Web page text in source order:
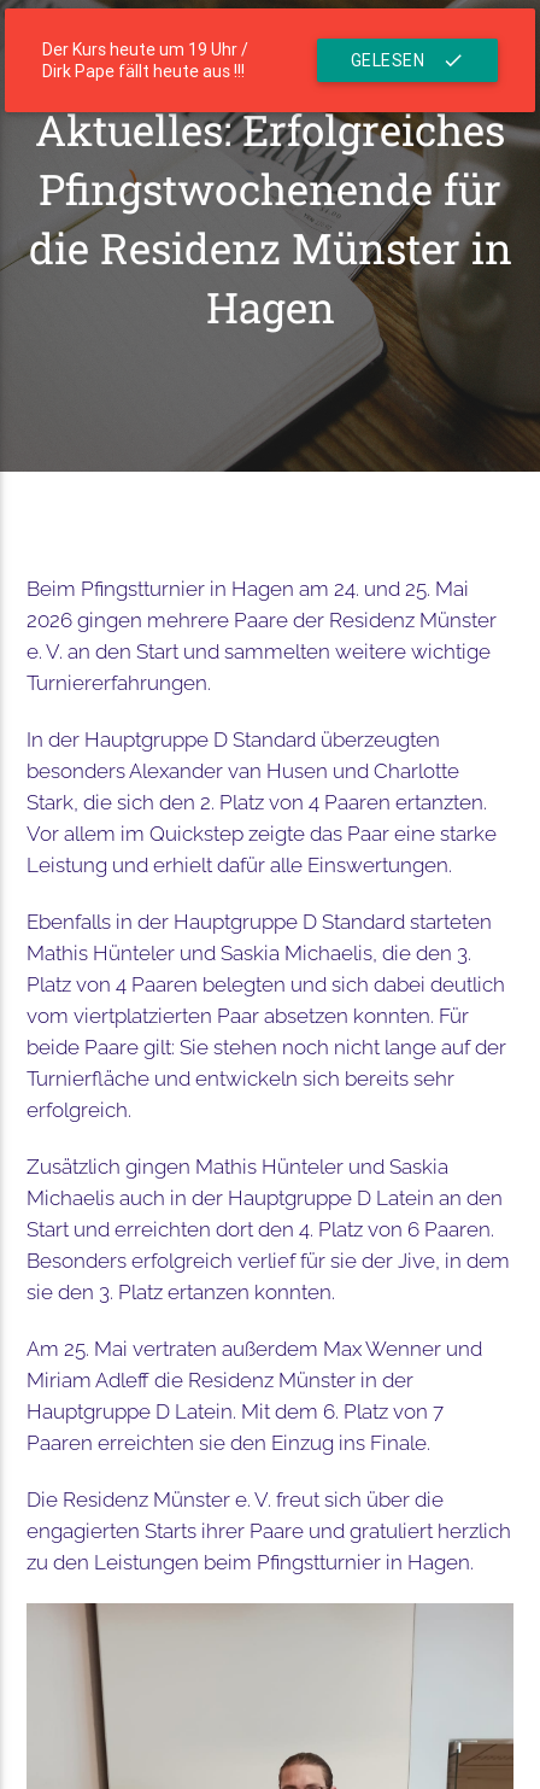
Der Kurs heute um 19 Uhr /
Dirk Pape fällt heute aus !!!
GELESEN check
Die Residenz
menu
Aktuelles: Erfolgreiches
Pfingstwochenende für
die Residenz Münster in
Hagen
Beim Pfingstturnier in Hagen am 24. und 25. Mai
2026 gingen mehrere Paare der Residenz Münster
e. V. an den Start und sammelten weitere wichtige
Turniererfahrungen.
In der Hauptgruppe D Standard überzeugten
besonders Alexander van Husen und Charlotte
Stark, die sich den 2. Platz von 4 Paaren ertanzten.
Vor allem im Quickstep zeigte das Paar eine starke
Leistung und erhielt dafür alle Einswertungen.
Ebenfalls in der Hauptgruppe D Standard starteten
Mathis Hünteler und Saskia Michaelis, die den 3.
Platz von 4 Paaren belegten und sich dabei deutlich
vom viertplatzierten Paar absetzen konnten. Für
beide Paare gilt: Sie stehen noch nicht lange auf der
Turnierfläche und entwickeln sich bereits sehr
erfolgreich.
Zusätzlich gingen Mathis Hünteler und Saskia
Michaelis auch in der Hauptgruppe D Latein an den
Start und erreichten dort den 4. Platz von 6 Paaren.
Besonders erfolgreich verlief für sie der Jive, in dem
sie den 3. Platz ertanzen konnten.
Am 25. Mai vertraten außerdem Max Wenner und
Miriam Adleff die Residenz Münster in der
Hauptgruppe D Latein. Mit dem 6. Platz von 7
Paaren erreichten sie den Einzug ins Finale.
Die Residenz Münster e. V. freut sich über die
engagierten Starts ihrer Paare und gratuliert herzlich
zu den Leistungen beim Pfingstturnier in Hagen.